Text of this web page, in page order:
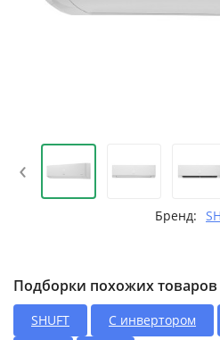
‹
Бренд:
Подборки похожих товаров
SHUFT С инвертором